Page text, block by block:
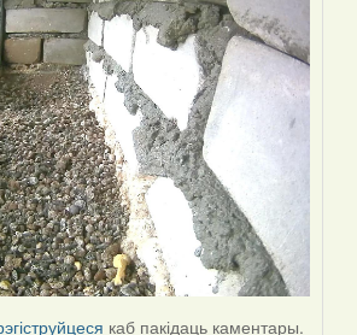
каб пакідаць каментары.